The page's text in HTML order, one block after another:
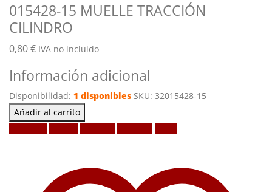
015428-15 MUELLE TRACCIÓN
CILINDRO
0,80€ IVA no incluido
Información adicional
Disponibilidad: 1 disponibles SKU: 32015428-15
Añadir al carrito